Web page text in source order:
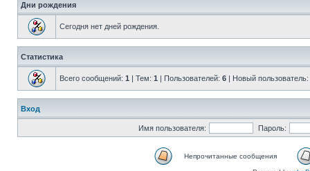
Дни рождения
Сегодня нет дней рождения.
Статистика
Всего сообщений: 1 | Тем: 1 | Пользователей: 6 | Новый пользователь:
Вход
Имя пользователя: Пароль:
Непрочитанные сообщения